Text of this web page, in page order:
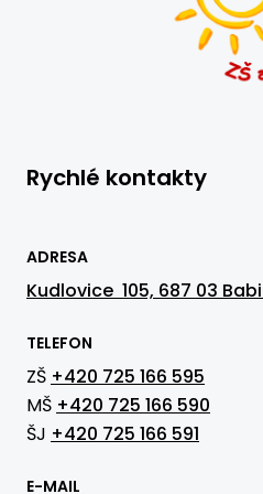
Rychlé kontakty
ADRESA
Kudlovice 105, 687 03
TELEFON
ZŠ +420 725 166 595
MŠ +420 725 166 590
ŠJ +420 725 166 591
E-MAIL